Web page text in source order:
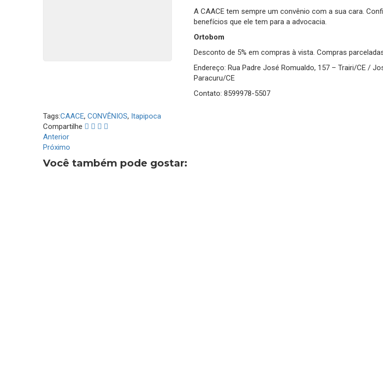
A CAACE tem sempre um convênio com a sua cara.
benefícios que ele tem para a advocacia.
Ortobom
Desconto de 5% em compras à vista. Compras
Endereço: Rua Padre José Romualdo, 157 – Trairi/CE /
Paracuru/CE
Contato: 8599978-5507
Tags:CAACE, CONVÊNIOS, Itapipoca
Compartilhe
Anterior
Próximo
Você também pode gostar: